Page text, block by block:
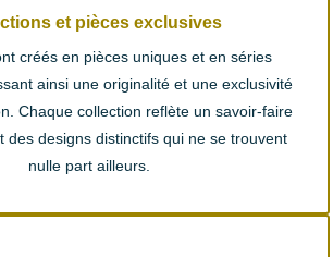
et pièces exclusives
créés en pièces uniques et en séries
ainsi une originalité et une exclusivité
Chaque collection reflète un savoir-faire
des designs distinctifs qui ne se trouvent
nulle part ailleurs.